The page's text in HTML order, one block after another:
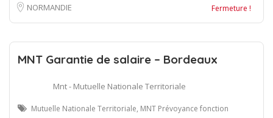
NORMANDIE Fermeture !
MNT Garantie de salaire – Bordeaux
Mnt - Mutuelle Nationale Territoriale
Mutuelle Nationale Territoriale, MNT Prévoyance fonction